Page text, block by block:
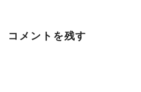
コメントを残す